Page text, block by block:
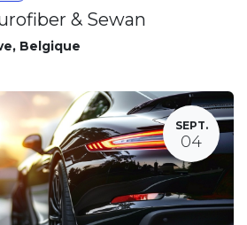
& Sewan
, Belgique
SEPT.
04